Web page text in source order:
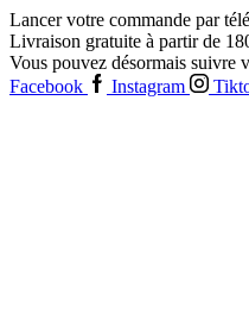
Lancer votre commande par
Livraison gratuite à partir de
Vous pouvez désormais suivre
Facebook
Instagram